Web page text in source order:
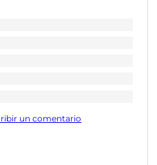
un comentario